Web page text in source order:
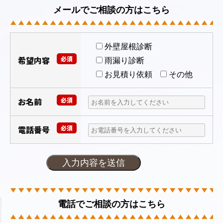
メールでご相談の方はこちら
必須
希望内容
外壁屋根診断
雨漏り診断
お見積り依頼
その他
お名前 必須
電話番号 必須
電話でご相談の方はこちら